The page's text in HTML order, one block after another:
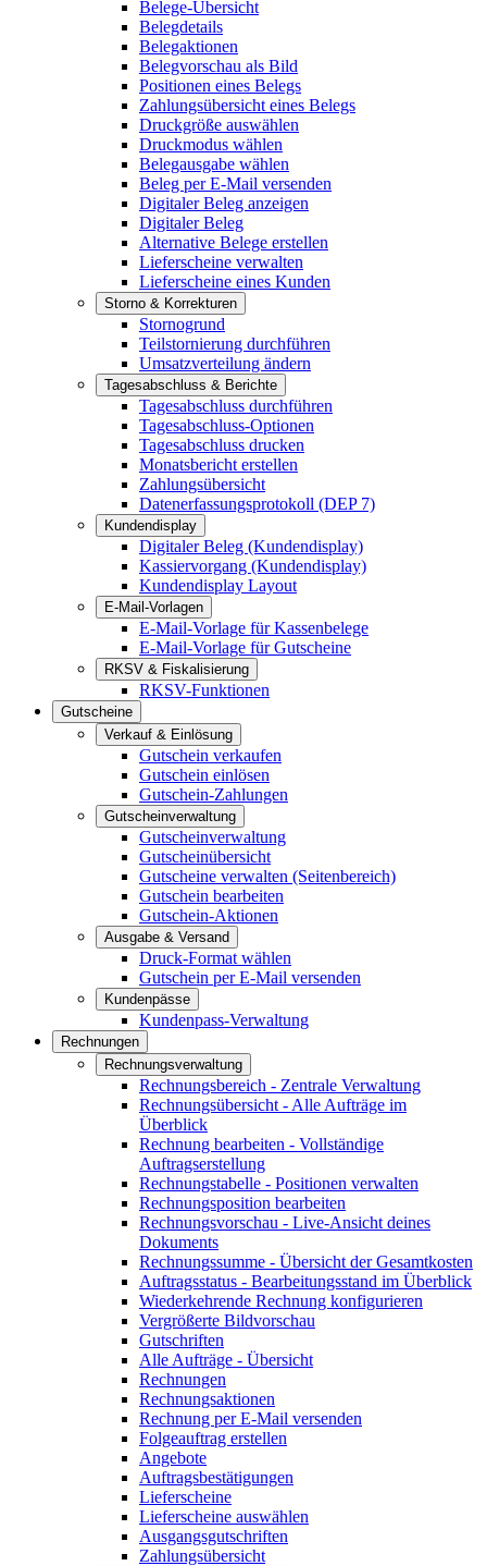
Belege-Übersicht
Belegdetails
Belegaktionen
Belegvorschau als Bild
Positionen eines Belegs
Zahlungsübersicht eines Belegs
Druckgröße auswählen
Druckmodus wählen
Belegausgabe wählen
Beleg per E-Mail versenden
Digitaler Beleg anzeigen
Digitaler Beleg
Alternative Belege erstellen
Lieferscheine verwalten
Lieferscheine eines Kunden
Storno & Korrekturen
Stornogrund
Teilstornierung durchführen
Umsatzverteilung ändern
Tagesabschluss & Berichte
Tagesabschluss durchführen
Tagesabschluss-Optionen
Tagesabschluss drucken
Monatsbericht erstellen
Zahlungsübersicht
Datenerfassungsprotokoll (DEP 7)
Kundendisplay
Digitaler Beleg (Kundendisplay)
Kassiervorgang (Kundendisplay)
Kundendisplay Layout
E-Mail-Vorlagen
E-Mail-Vorlage für Kassenbelege
E-Mail-Vorlage für Gutscheine
RKSV & Fiskalisierung
RKSV-Funktionen
Gutscheine
Verkauf & Einlösung
Gutschein verkaufen
Gutschein einlösen
Gutschein-Zahlungen
Gutscheinverwaltung
Gutscheinverwaltung
Gutscheinübersicht
Gutscheine verwalten (Seitenbereich)
Gutschein bearbeiten
Gutschein-Aktionen
Ausgabe & Versand
Druck-Format wählen
Gutschein per E-Mail versenden
Kundenpässe
Kundenpass-Verwaltung
Rechnungen
Rechnungsverwaltung
Rechnungsbereich - Zentrale Verwaltung
Rechnungsübersicht - Alle Aufträge im
Überblick
Rechnung bearbeiten - Vollständige
Auftragserstellung
Rechnungstabelle - Positionen verwalten
Rechnungsposition bearbeiten
Rechnungsvorschau - Live-Ansicht deines
Dokuments
Rechnungssumme - Übersicht der Gesamtkosten
Auftragsstatus - Bearbeitungsstand im Überblick
Wiederkehrende Rechnung konfigurieren
Vergrößerte Bildvorschau
Gutschriften
Alle Aufträge - Übersicht
Rechnungen
Rechnungsaktionen
Rechnung per E-Mail versenden
Folgeauftrag erstellen
Angebote
Auftragsbestätigungen
Lieferscheine
Lieferscheine auswählen
Ausgangsgutschriften
Zahlungsübersicht